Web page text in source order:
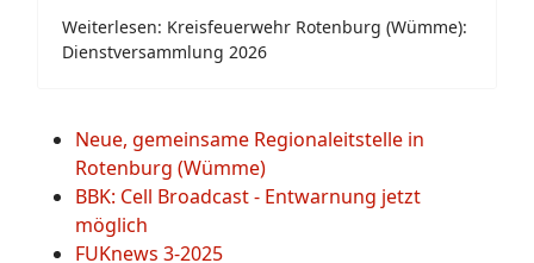
Weiterlesen: Kreisfeuerwehr Rotenburg (Wümme):
Dienstversammlung 2026
Neue, gemeinsame Regionaleitstelle in
Rotenburg (Wümme)
BBK: Cell Broadcast - Entwarnung jetzt
möglich
FUKnews 3-2025